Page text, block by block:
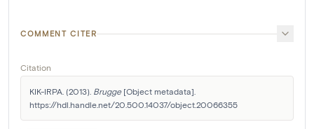
COMMENT CITER
Citation
KIK-IRPA. (2013). Brugge [Object metadata].
https://hdl.handle.net/20.500.14037/object.20066355